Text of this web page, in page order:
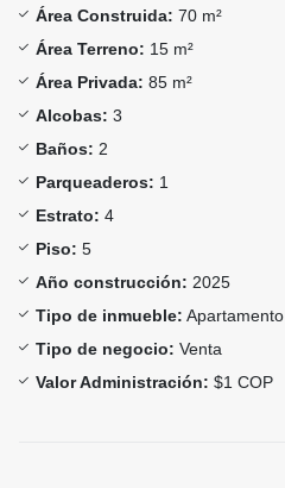
Área Construida: 70 m²
Área Terreno: 15 m²
Área Privada: 85 m²
Alcobas: 3
Baños: 2
Parqueaderos: 1
Estrato: 4
Piso: 5
Año construcción: 2025
Tipo de inmueble: Apartamento
Tipo de negocio: Venta
Valor Administración: $1 COP